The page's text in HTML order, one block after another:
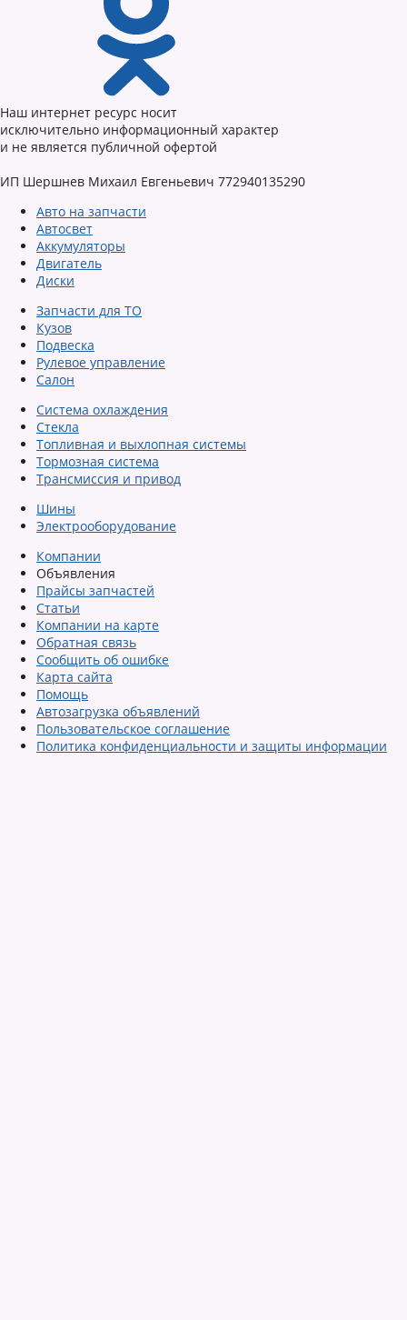
Наш интернет ресурс носит
исключительно информационный характер
и не является публичной офертой
ИП Шершнев Михаил Евгеньевич 772940135290
Авто на запчасти
Автосвет
Аккумуляторы
Двигатель
Диски
Запчасти для ТО
Кузов
Подвеска
Рулевое управление
Салон
Система охлаждения
Стекла
Топливная и выхлопная системы
Тормозная система
Трансмиссия и привод
Шины
Электрооборудование
Компании
Объявления
Прайсы запчастей
Статьи
Компании на карте
Обратная связь
Сообщить об ошибке
Карта сайта
Помощь
Автозагрузка объявлений
Пользовательское соглашение
Политика конфиденциальности и защиты информации